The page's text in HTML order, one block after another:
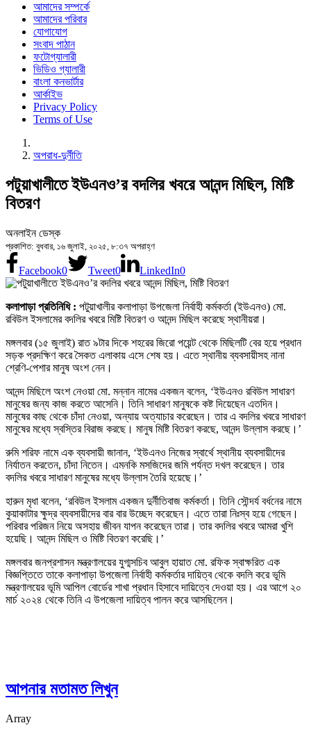
আমাদের সম্পর্কে
আমাদের পরিবার
যোগাযোগ
সংবাদ পাঠান
ফটোগ্যালারী
ভিডিও গ্যালারী
বাংলা কনভার্টার
আর্কাইভ
Privacy Policy
Terms of Use
অপরাধ-দুর্নীতি
পটুয়াখালীতে ইউএনও’র বদলির খবরে আনন্দ মিছিল, মিষ্টি
বিতরণ
অনলাইন ডেস্ক
প্রকাশিত: বুধবার, ১৬ জুলাই, ২০২৫, ৮:৩৭ অপরাহ্ণ
Facebook0 Tweet0 LinkedIn0
কলাপাড়া প্রতিনিধি : পটুয়াখালীর কলাপাড়া উপজেলা নির্বাহী কর্মকর্তা (ইউএনও) মো.
রবিউল ইসলামের বদলির খবরে মিষ্টি বিতরণ ও আনন্দ মিছিল করেছে স্থানীয়রা।
মঙ্গলবার (১৫ জুলাই) রাত ৯টার দিকে শহরের জিরো পয়েন্ট থেকে মিছিলটি বের হয়ে প্রধান
সড়ক প্রদক্ষিণ করে সৈকত এলাকায় এসে শেষ হয়। এতে স্থানীয় ব্যবসায়ীসহ নানা
শ্রেণি-পেশার মানুষ অংশ নেন।
আনন্দ মিছিলে অংশ নেওয়া মো. মন্নান নামের একজন বলেন, ‘ইউএনও রবিউল সাধারণ
মানুষের জন্য কাজ করতে আসেনি। তিনি সাধারণ মানুষকে কষ্ট দিয়েছেন এতদিন।
মানুষের কাছ থেকে চাঁদা নেওয়া, অন্যায় অত্যাচার করেছেন। তার এ বদলির খবরে সাধারণ
মানুষের মধ্যে স্বস্তির বিরাজ করছে। মানুষ মিষ্টি বিতরণ করছে, আনন্দ উল্লাস করছে।’
রুমি শরিফ নামে এক ব্যবসায়ী জানান, ‘ইউএনও নিজের স্বার্থে স্থানীয় ব্যবসায়ীদের
নির্যাতন করতেন, চাঁদা নিতেন। এমনকি মসজিদের জমি পর্যন্ত দখল করেছেন। তার
বদলির খবরে সাধারণ মানুষের মধ্যে উল্লাস তৈরি হয়েছে।’
হারুন মৃধা বলেন, ‘রবিউল ইসলাম একজন দুর্নীতিবাজ কর্মকর্তা। তিনি সৌন্দর্য বর্ধনের নামে
কুয়াকাটার ক্ষুদ্র ব্যবসায়ীদের বার বার উচ্ছেদ করেছেন। এতে তারা নিঃস্ব হয়ে গেছেন।
পরিবার পরিজন নিয়ে অসহায় জীবন যাপন করেছেন তারা। তার বদলির খবরে আমরা খুশি
হয়েছি। আনন্দ মিছিল ও মিষ্টি বিতরণ করেছি।’
মঙ্গলবার জনপ্রশাসন মন্ত্রণালয়ের যুগ্মসচিব আবুল হায়াত মো. রফিক স্বাক্ষরিত এক
বিজ্ঞপ্তিতে তাকে কলাপাড়া উপজেলা নির্বাহী কর্মকর্তার দায়িত্ব থেকে বদলি করে ভূমি
মন্ত্রণালয়ের ভূমি আপিল বোর্ডের শাখা প্রধান হিসাবে দায়িত্বে দেওয়া হয়। এর আগে ২০
মার্চ ২০২৪ থেকে তিনি এ উপজেলা দায়িত্ব পালন করে আসছিলেন।
আপনার মতামত লিখুন
Array